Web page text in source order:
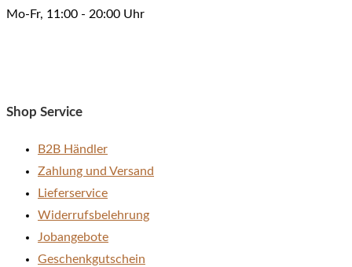
Mo-Fr, 11:00 - 20:00 Uhr
Shop Service
B2B Händler
Zahlung und Versand
Lieferservice
Widerrufsbelehrung
Jobangebote
Geschenkgutschein